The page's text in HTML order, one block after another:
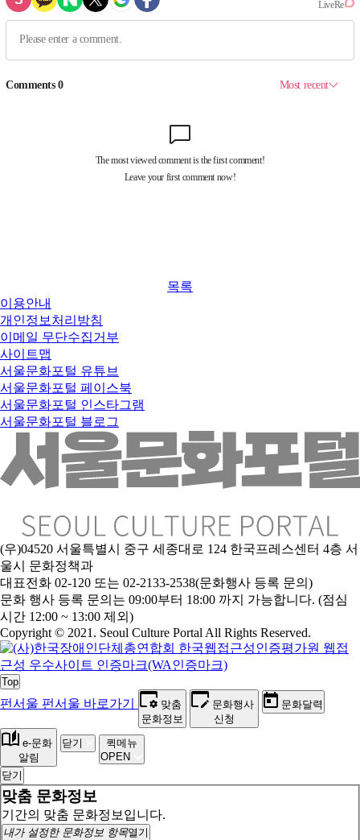
목록
이용안내
개인정보처리방침
이메일 무단수집거부
사이트맵
서울문화포털 유튜브
서울문화포털 페이스북
서울문화포털 인스타그램
서울문화포털 블로그
(우)04520 서울특별시 중구 세종대로 124 한국프레스센터 4층 서
울시 문화정책과
대표전화 02-120 또는 02-2133-2538(문화행사 등록 문의)
문화 행사 등록 문의는 09:00부터 18:00 까지 가능합니다. (점심
시간 12:00 ~ 13:00 제외)
Copyright © 2021. Seoul Culture Portal All Rights Reserved.
Top
펀서울 펀서울 바로가기
맞춤
문화정보
문화행사
신청
문화달력
e-문화
알림
닫기
퀵메뉴
OPEN
닫기
맞춤 문화정보
기간의 맞춤 문화정보입니다.
내가 설정한 문화정보 항목열기